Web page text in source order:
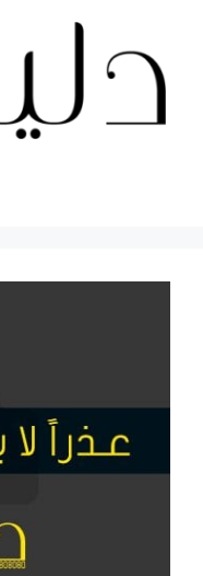
المحتوى